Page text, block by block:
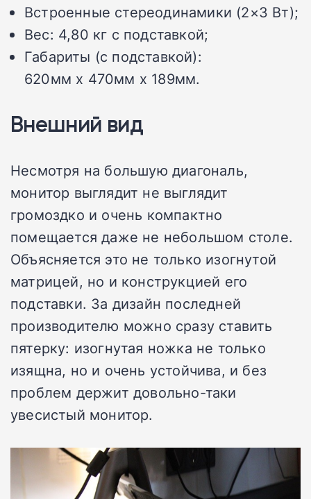
Встроенные стереодинамики (2×3 Вт);
Вес: 4,80 кг с подставкой;
Габариты (с подставкой):
620мм x 470мм x 189мм.
Внешний вид
Несмотря на большую диагональ,
монитор выглядит не выглядит
громоздко и очень компактно
помещается даже не небольшом столе.
Объясняется это не только изогнутой
матрицей, но и конструкцией его
подставки. За дизайн последней
производителю можно сразу ставить
пятерку: изогнутая ножка не только
изящна, но и очень устойчива, и без
проблем держит довольно-таки
увесистый монитор.